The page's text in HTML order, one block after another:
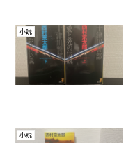
小説
小説